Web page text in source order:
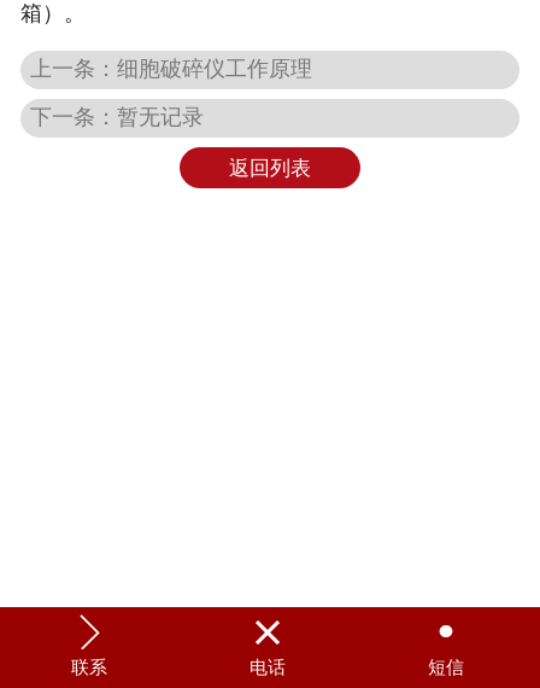
箱）。
上一条：细胞破碎仪工作原理
下一条：暂无记录
返回列表

联系

电话

短信